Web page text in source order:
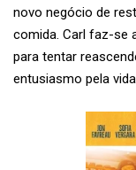
novo negócio de
comida. Carl faz-se
para tentar
entusiasmo pela